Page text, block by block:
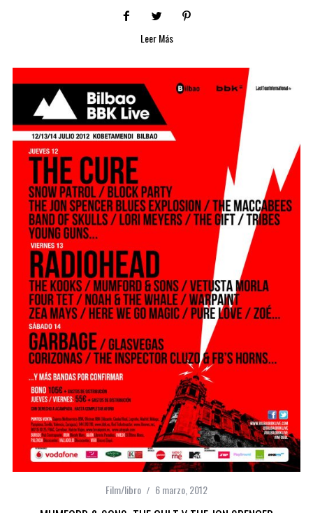
Leer Más
Film/libro 6 marzo, 2012